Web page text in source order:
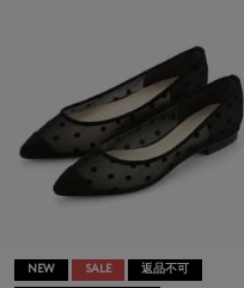
NEW SALE 返品不可